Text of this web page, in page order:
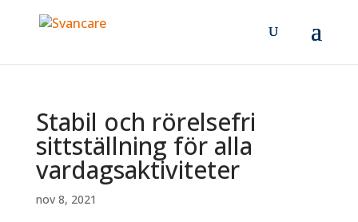
Stabil och rörelsefri
sittställning för alla
vardagsaktiviteter
nov 8, 2021